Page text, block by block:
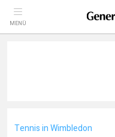
MENÜ
Tennis in Wimbledon